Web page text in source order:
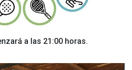
a las 21:00 horas.